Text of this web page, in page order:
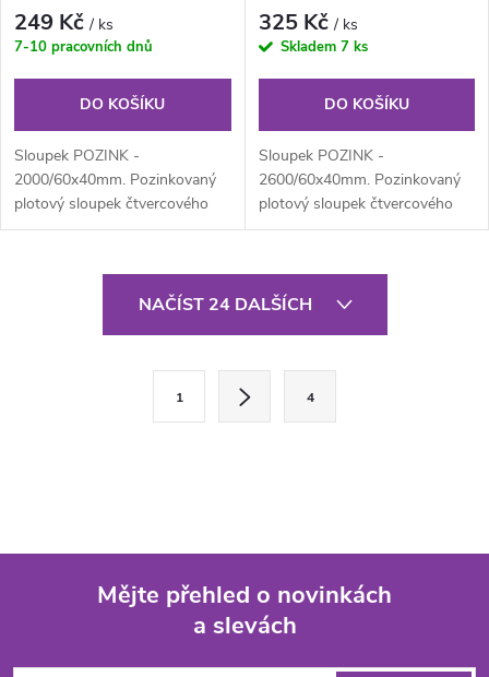
249 Kč/ ks
7-10 pracovních dnů
DO KOŠÍKU
Sloupek POZINK -
2000/60x40mm. Pozinkovaný
plotový sloupek čtvercového
průřezu 60x40 mm, výška 200
325 Kč/ ks
Skladem 7 ks
DO KOŠÍKU
Sloupek POZINK -
2600/60x40mm. Pozinkovaný
plotový sloupek čtvercového
průřezu 60x40 mm, výška 260
c
NAČÍST 24 DALŠÍCH
n
1 4
Mějte přehled o novinkách
a slevách